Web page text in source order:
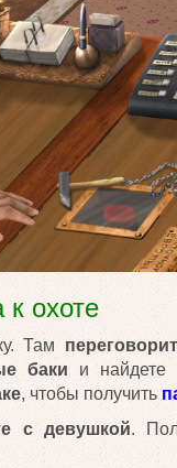
к охоте
Там
баки и найдете
, чтобы получить
с девушкой.